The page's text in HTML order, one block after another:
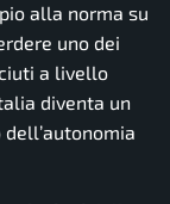
alla norma su
uno dei
a livello
diventa un